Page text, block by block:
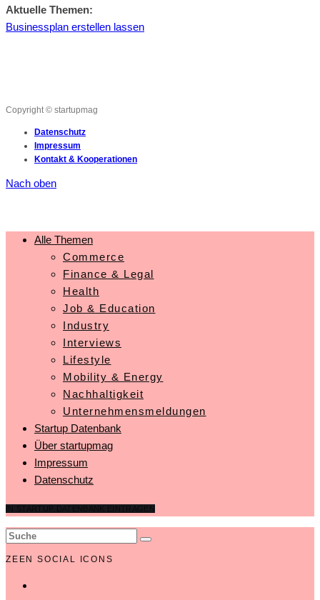
Aktuelle Themen:
Businessplan erstellen lassen
Copyright © startupmag
Datenschutz
Impressum
Kontakt & Kooperationen
Nach oben
Alle Themen
Commerce
Finance & Legal
Health
Job & Education
Industry
Interviews
Lifestyle
Mobility & Energy
Nachhaltigkeit
Unternehmensmeldungen
Startup Datenbank
Über startupmag
Impressum
Datenschutz
ZEEN SOCIAL ICONS